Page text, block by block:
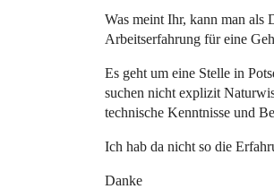
Was meint Ihr, kann man
Arbeitserfahrung für eine
Es geht um eine Stelle in
suchen nicht explizit
technische Kenntnisse und
Ich hab da nicht so die
Danke